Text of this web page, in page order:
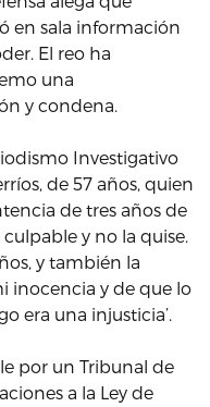
en sala información
El reo ha
una
y condena.
Investigativo
de 57 años, quien
de tres años de
y no la quise.
y también la
inocencia y de que lo
era una injusticia’.
por un Tribunal de
a la Ley de